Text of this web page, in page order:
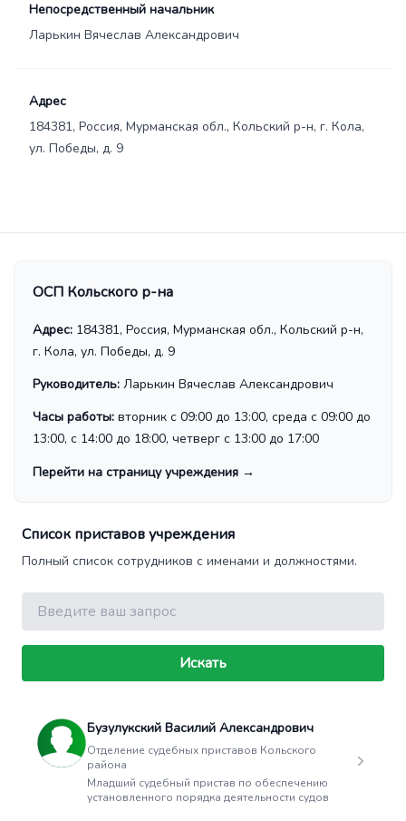
Непосредственный начальник
Ларькин Вячеслав Александрович
Адрес
184381, Россия, Мурманская обл., Кольский р-н, г. Кола,
ул. Победы, д. 9
ОСП Кольского р-на
Адрес: 184381, Россия, Мурманская обл., Кольский р-н,
г. Кола, ул. Победы, д. 9
Руководитель: Ларькин Вячеслав Александрович
Часы работы: вторник с 09:00 до 13:00, среда с 09:00 до
13:00, с 14:00 до 18:00, четверг с 13:00 до 17:00
Перейти на страницу учреждения →
Список приставов учреждения
Полный список сотрудников с именами и должностями.
Поиск
Искать
Бузулукский Василий Александрович
Отделение судебных приставов Кольского
района
Младший судебный пристав по обеспечению
установленного порядка деятельности судов